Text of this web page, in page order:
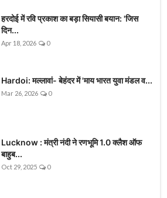
हरदोई में रवि प्रकाश का बड़ा सियासी बयान: 'जिस
दिन...
Apr 18, 2026 0
Hardoi: मल्लावां- बेहंदर में 'माय भारत युवा मंडल व...
Mar 26, 2026 0
Lucknow : मंत्री नंदी ने रणभूमि 1.0 क्लैश ऑफ
बाहुब...
Oct 29, 2025 0